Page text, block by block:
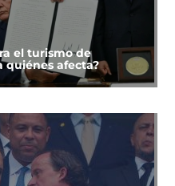
el turismo de
quiénes afecta?